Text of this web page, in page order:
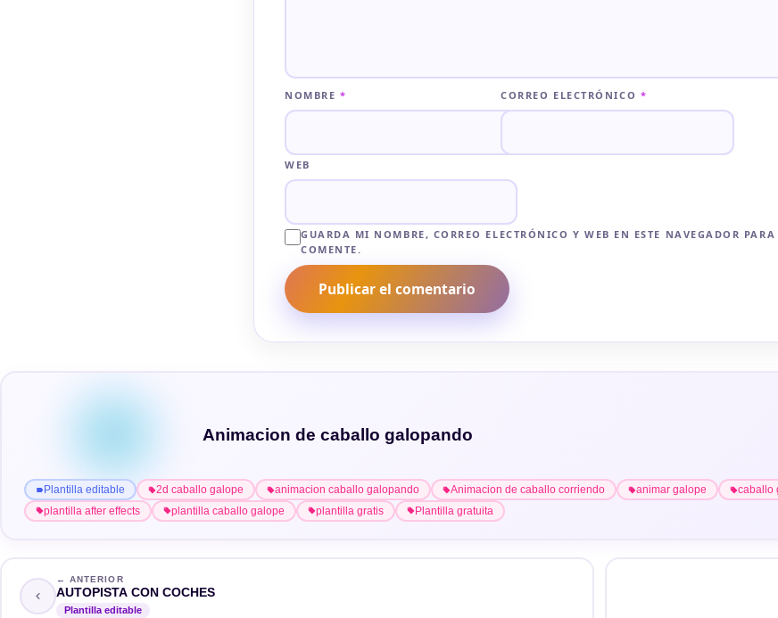
NOMBRE * CORREO ELECTRÓNICO *
WEB
GUARDA MI NOMBRE, CORREO ELECTRÓNICO Y WEB EN ESTE NAVEGADOR
COMENTE.
Animacion de caballo galopando
Plantilla editable 2d caballo galope animacion caballo galopando Animacion de caballo corriendo animar galope caballo
plantilla after effects
plantilla caballo galope plantilla gratis Plantilla gratuita
← ANTERIOR
AUTOPISTA CON COCHES
Plantilla editable